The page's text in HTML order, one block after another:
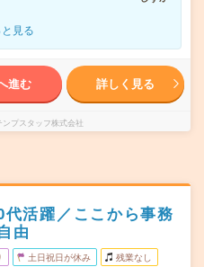
見る
進む 詳しく見る
プスタッフ株式会社
活躍／ここから事務
由
土日祝日が休み 残業なし